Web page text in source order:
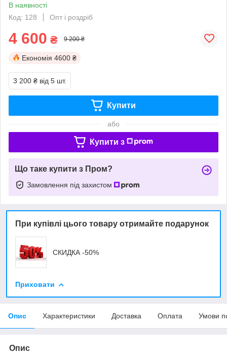
В наявності
Код: 128
Опт і роздріб
4 600 ₴ 9 200 ₴
Економія 4600 ₴
3 200 ₴ від 5 шт.
Купити
або
Купити з
Що таке купити з Пром?
Замовлення під захистом
При купівлі цього товару отримайте подарунок
СКИДКА -50%
Приховати
Опис Характеристики Доставка Оплата Умови
Опис